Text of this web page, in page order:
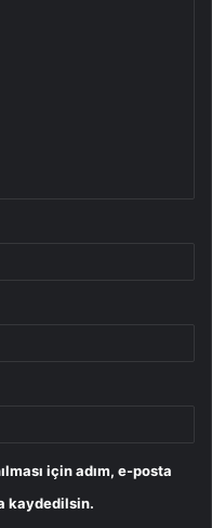
için adım, e-posta
kaydedilsin.